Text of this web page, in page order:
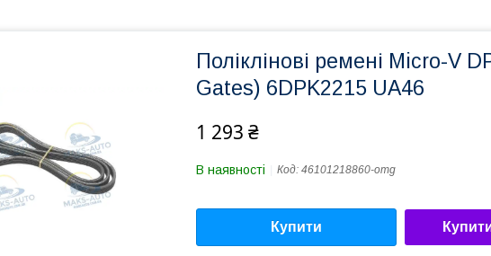
Поліклінові ремені Micro-V
Gates) 6DPK2215 UA46
1 293 ₴
В наявності Код: 46101218860-omg
Купити